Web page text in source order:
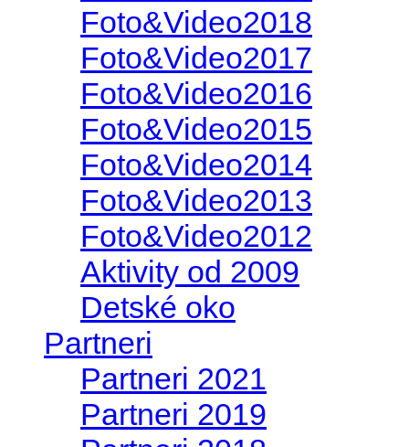
Foto&Video2018
Foto&Video2017
Foto&Video2016
Foto&Video2015
Foto&Video2014
Foto&Video2013
Foto&Video2012
Aktivity od 2009
Detské oko
Partneri
Partneri 2021
Partneri 2019